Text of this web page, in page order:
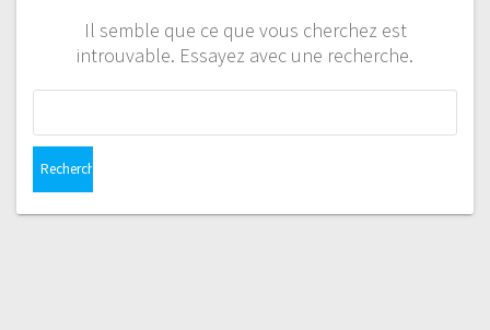
Il semble que ce que vous cherchez est
introuvable. Essayez avec une recherche.